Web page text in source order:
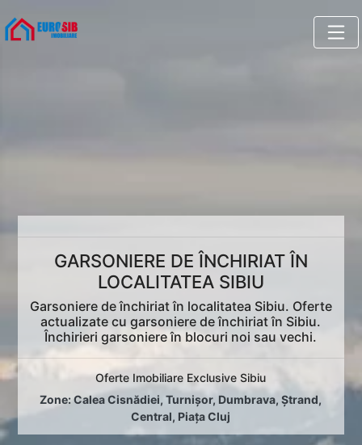
GARSONIERE DE ÎNCHIRIAT ÎN
LOCALITATEA SIBIU
Garsoniere de închiriat în localitatea Sibiu. Oferte
actualizate cu garsoniere de închiriat în Sibiu.
Închirieri garsoniere în blocuri noi sau vechi.
Oferte Imobiliare Exclusive Sibiu
Zone:Calea Cisnădiei,Turnișor, Dumbrava,Ștrand,
Central, Piața Cluj